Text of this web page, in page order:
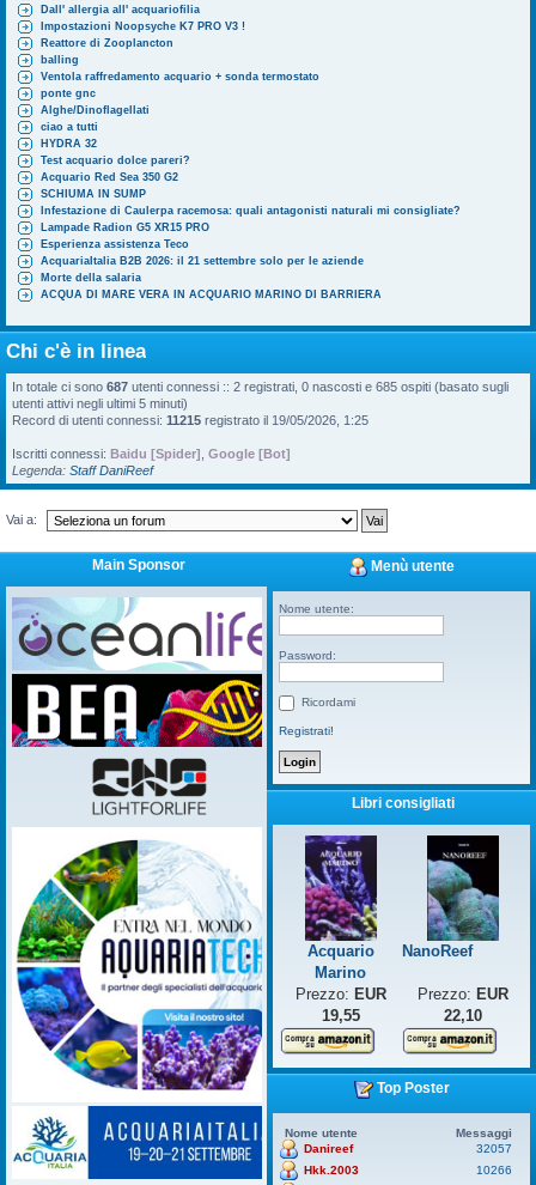
Dall' allergia all' acquariofilia
Impostazioni Noopsyche K7 PRO V3 !
Reattore di Zooplancton
balling
Ventola raffredamento acquario + sonda termostato
ponte gnc
Alghe/Dinoflagellati
ciao a tutti
HYDRA 32
Test acquario dolce pareri?
Acquario Red Sea 350 G2
SCHIUMA IN SUMP
Infestazione di Caulerpa racemosa: quali antagonisti naturali mi consigliate?
Lampade Radion G5 XR15 PRO
Esperienza assistenza Teco
AcquariaItalia B2B 2026: il 21 settembre solo per le aziende
Morte della salaria
ACQUA DI MARE VERA IN ACQUARIO MARINO DI BARRIERA
Chi c'è in linea
In totale ci sono 687 utenti connessi :: 2 registrati, 0 nascosti e 685 ospiti (basato sugli
utenti attivi negli ultimi 5 minuti)
Record di utenti connessi: 11215 registrato il 19/05/2026, 1:25
Iscritti connessi: Baidu [Spider] Google [Bot]
Legenda: Staff DaniReef
Vai a:
Main Sponsor Menù utente
Nome utente:
Password:
Ricordami
Registrati!
Libri consigliati
Acquario
Marino
NanoReef
Prezzo: EUR
19,55
Prezzo: EUR
22,10
Top Poster
Nome utente
Messaggi
Danireef
32057
Hkk.2003
10266